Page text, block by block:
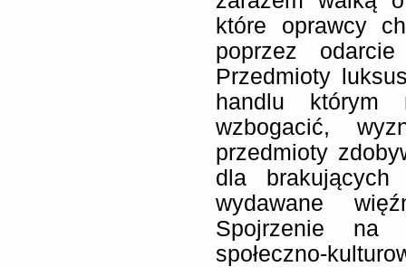
które oprawcy
poprzez
Przedmioty
handlu
wzbogacić,
przedmioty
dla
wydawane
Spojrzenie na
społeczno-